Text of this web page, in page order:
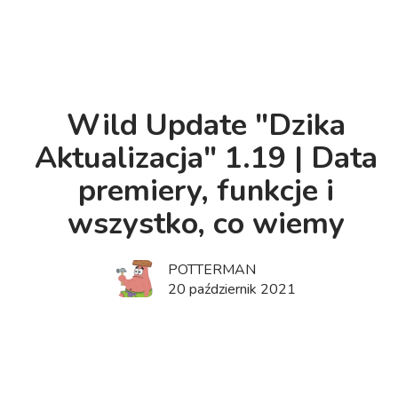
Wild Update "Dzika
Aktualizacja" 1.19 | Data
premiery, funkcje i
wszystko, co wiemy
POTTERMAN
20 październik 2021